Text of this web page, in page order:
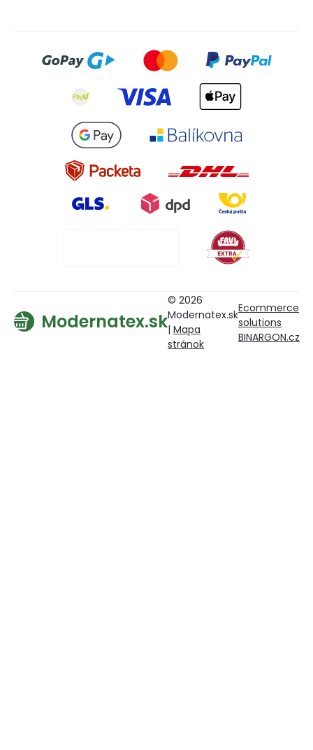
Modernatex.sk
© 2026
Modernatex.sk
| Mapa
stránok
Ecommerce
solutions
BINARGON.cz